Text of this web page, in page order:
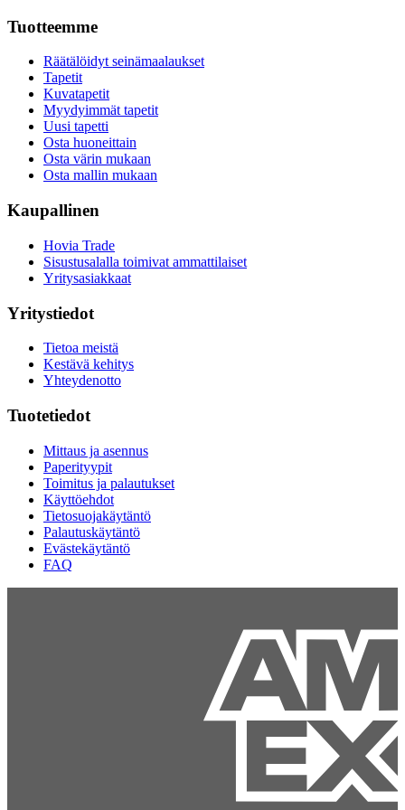
Tuotteemme
Räätälöidyt seinämaalaukset
Tapetit
Kuvatapetit
Myydyimmät tapetit
Uusi tapetti
Osta huoneittain
Osta värin mukaan
Osta mallin mukaan
Kaupallinen
Hovia Trade
Sisustusalalla toimivat ammattilaiset
Yritysasiakkaat
Yritystiedot
Tietoa meistä
Kestävä kehitys
Yhteydenotto
Tuotetiedot
Mittaus ja asennus
Paperityypit
Toimitus ja palautukset
Käyttöehdot
Tietosuojakäytäntö
Palautuskäytäntö
Evästekäytäntö
FAQ